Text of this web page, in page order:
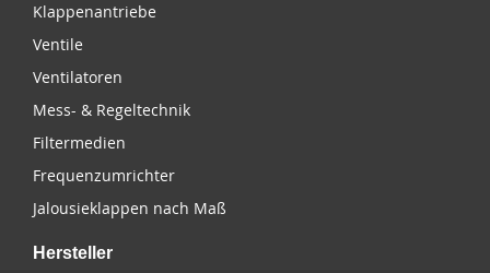
Klappenantriebe
Ventile
Ventilatoren
Mess- & Regeltechnik
Filtermedien
Frequenzumrichter
Jalousieklappen nach Maß
Hersteller